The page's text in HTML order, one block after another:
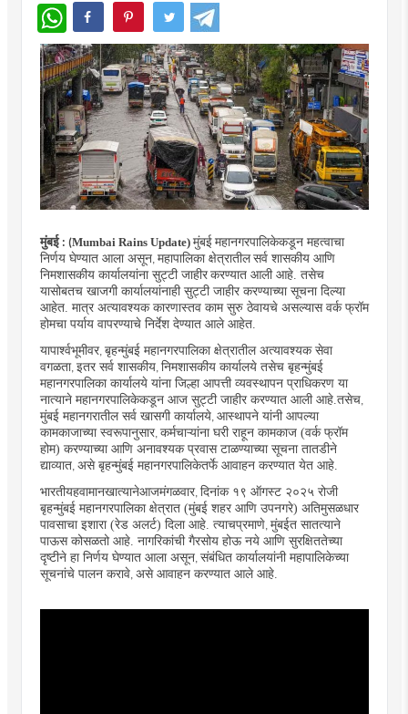
WhatsApp
मुंबई: (Mumbai Rains Update) मुंबई महानगरपालिकेकडून महत्वाचा
निर्णय घेण्यात आला असून, महापालिका क्षेत्रातील सर्व शासकीय आणि
निमशासकीय कार्यालयांना सुट्टी जाहीर करण्यात आली आहे. तसेच
यासोबतच खाजगी कार्यालयांनाही सुट्टी जाहीर करण्याच्या सूचना दिल्या
आहेत. मात्र अत्यावश्यक कारणास्तव काम सुरु ठेवायचे असल्यास वर्क फ्रॉम
होमचा पर्याय वापरण्याचे निर्देश देण्यात आले आहेत.
यापार्श्वभूमीवर, बृहन्मुंबई महानगरपालिका क्षेत्रातील अत्यावश्यक सेवा
वगळता, इतर सर्व शासकीय, निमशासकीय कार्यालये तसेच बृहन्मुंबई
महानगरपालिका कार्यालये यांना जिल्हा आपत्ती व्यवस्थापन प्राधिकरण या
नात्याने महानगरपालिकेकडून आज सुट्टी जाहीर करण्यात आली आहे. तसेच,
मुंबई महानगरातील सर्व खासगी कार्यालये, आस्थापने यांनी आपल्या
कामकाजाच्या स्वरूपानुसार, कर्मचाऱ्यांना घरी राहून कामकाज (वर्क फ्रॉम
होम) करण्याच्या आणि अनावश्यक प्रवास टाळण्याच्या सूचना तातडीने
द्याव्यात, असे बृहन्मुंबई महानगरपालिकेतर्फे आवाहन करण्यात येत आहे.
भारतीयहवामानखात्यानेआजमंगळवार, दिनांक १९ ऑगस्ट २०२५ रोजी
बृहन्मुंबई महानगरपालिका क्षेत्रात (मुंबई शहर आणि उपनगरे) अतिमुसळधार
पावसाचा इशारा (रेड अलर्ट) दिला आहे. त्याचप्रमाणे, मुंबईत सातत्याने
पाऊस कोसळतो आहे. नागरिकांची गैरसोय होऊ नये आणि सुरक्षिततेच्या
दृष्टीने हा निर्णय घेण्यात आला असून, संबंधित कार्यालयांनी महापालिकेच्या
सूचनांचे पालन करावे, असे आवाहन करण्यात आले आहे.